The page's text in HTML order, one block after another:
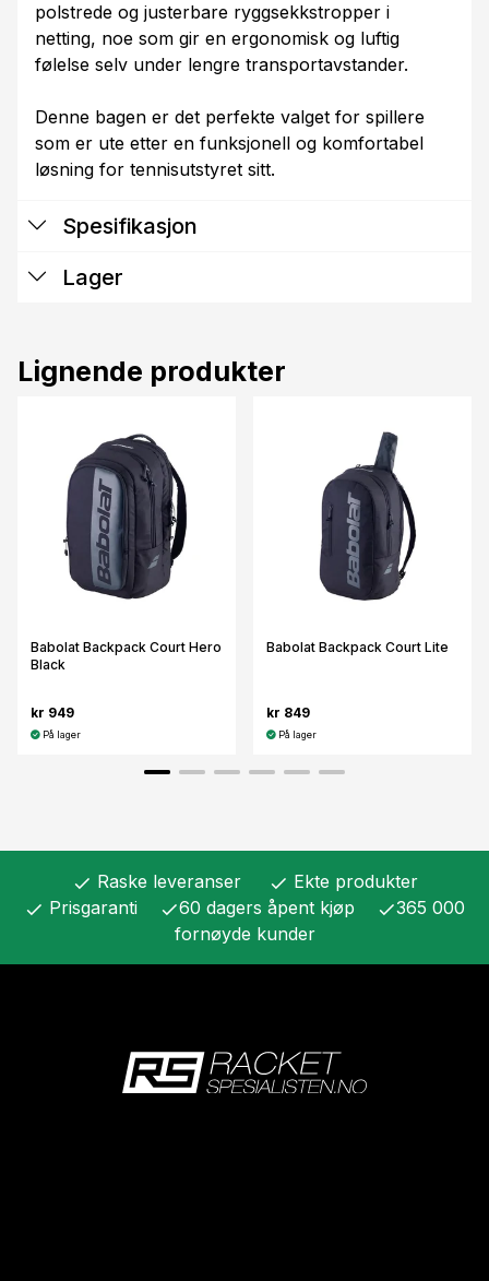
polstrede og justerbare ryggsekkstropper i
netting, noe som gir en ergonomisk og luftig
følelse selv under lengre transportavstander.
Denne bagen er det perfekte valget for spillere
som er ute etter en funksjonell og komfortabel
løsning for tennisutstyret sitt.
Spesifikasjon
Lager
Lignende produkter
Babolat Backpack Court Hero
Black
kr 949
På lager
Babolat Backpack Court Lite
kr 849
På lager
check Raske leveranser check Ekte produkter
check Prisgaranti check60 dagers åpent kjøp check365 000
fornøyde kunder